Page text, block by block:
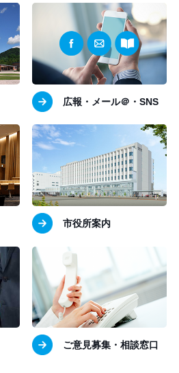
広報・メール＠・SNS
市役所案内
ご意見募集・相談窓口